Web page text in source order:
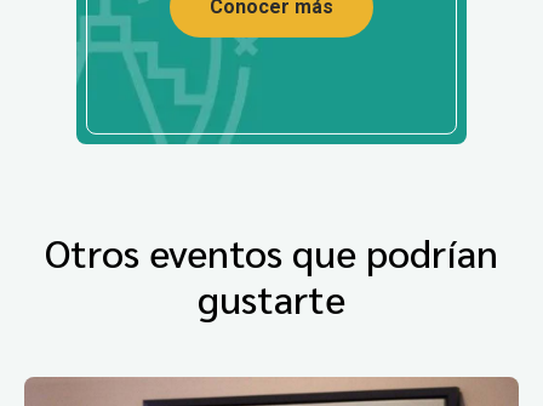
Conocer más
Otros eventos que podrían
gustarte